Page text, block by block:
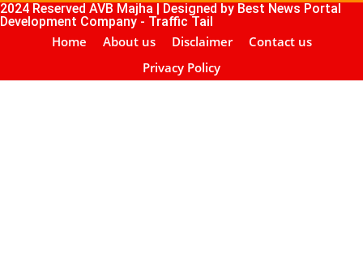
2024 Reserved AVB Majha | Designed by Best News Portal
Development Company - Traffic Tail
Home About us Disclaimer
Contact us
Privacy Policy